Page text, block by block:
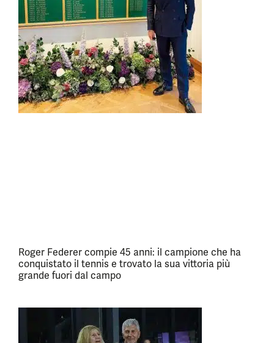
Roger Federer compie 45 anni: il campione che ha
conquistato il tennis e trovato la sua vittoria più
grande fuori dal campo